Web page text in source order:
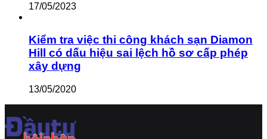
17/05/2023
Kiểm tra việc thi công khách sạn Diamon
Hill có dấu hiệu sai lệch hồ sơ cấp phép
xây dựng
13/05/2020